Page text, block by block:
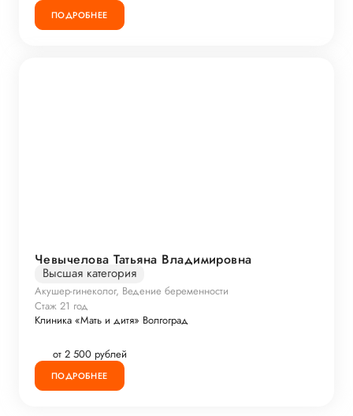
ПОДРОБНЕЕ
Чевычелова Татьяна Владимировна
Высшая категория
Акушер-гинеколог, Ведение беременности
Стаж 21 год
Клиника «Мать и дитя» Волгоград
от 2 500 рублей
ПОДРОБНЕЕ